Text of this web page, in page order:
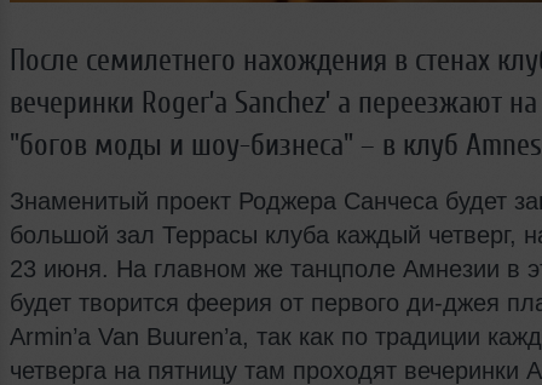
После семилетнего нахождения в стенах
вечеринки Roger’а Sanchez’ а переезжают
"богов моды и шоу-бизнеса" – в клуб
Знаменитый проект Роджера Санчеса будет
большой зал Террасы клуба каждый четверг,
23 июня. На главном же танцполе Амнезии в
будет творится феерия от первого ди-джея
Armin’а Van Buuren’а, так как по традиции
четверга на пятницу там проходят вечеринки